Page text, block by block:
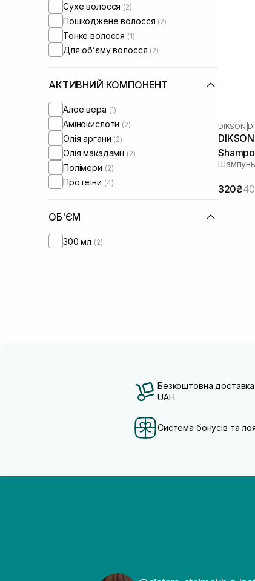
Сухе волосся (2)
Пошкоджене волосся (2)
Тонке волосся (1)
Для обʼєму волосся (2)
АКТИВНИЙ КОМПОНЕНТ
Алое вера (1)
Амінокислоти (2)
Олія аргани (2)
Олія макадамії (2)
Полімери (2)
Протеїни (4)
ОБ'ЄМ
300 мл (2)
DIKSON
320₴
Безкоштовна
UAH
Система бонусів та